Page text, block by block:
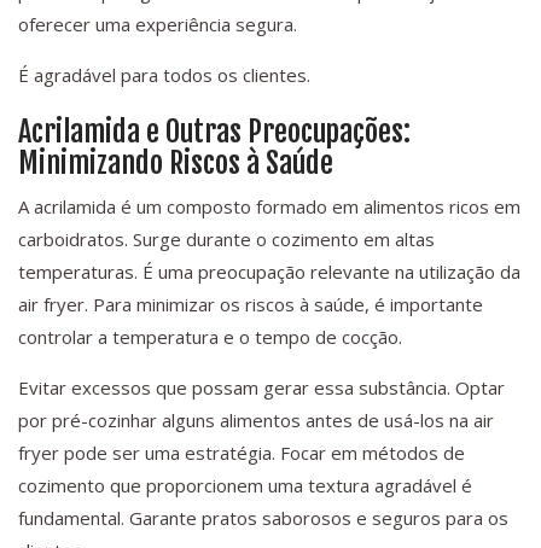
oferecer uma experiência segura.
É agradável para todos os clientes.
Acrilamida e Outras Preocupações:
Minimizando Riscos à Saúde
A acrilamida é um composto formado em alimentos ricos em
carboidratos. Surge durante o cozimento em altas
temperaturas. É uma preocupação relevante na utilização da
air fryer. Para minimizar os riscos à saúde, é importante
controlar a temperatura e o tempo de cocção.
Evitar excessos que possam gerar essa substância. Optar
por pré-cozinhar alguns alimentos antes de usá-los na air
fryer pode ser uma estratégia. Focar em métodos de
cozimento que proporcionem uma textura agradável é
fundamental. Garante pratos saborosos e seguros para os